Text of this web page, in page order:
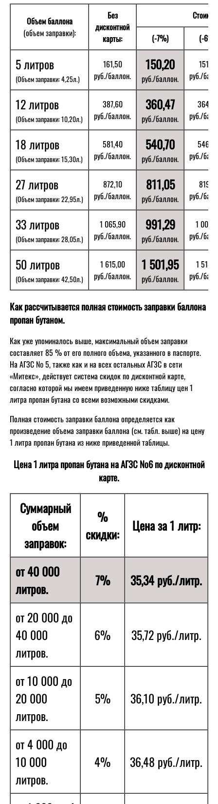
Объем баллона
(объем заправки):
Без
дисконтной
карты:
(-7%)
(-6%)
5 литров
(Объем заправки: 4,25л.)
161,50
руб./баллон.
150,20
руб./баллон.
151,81
руб./
12 литров
(Объем заправки: 10,20л.)
387,60
руб./баллон.
360,47
руб./баллон.
364,34
руб./
18 литров
(Объем заправки: 15,30л.)
581,40
руб./баллон.
540,70
руб./баллон.
546,52
руб./
27 литров
(Объем заправки: 22,95л.)
872,10
руб./баллон.
811,05
руб./баллон.
819,77
руб./
33 литров
(Объем заправки: 28,05л.)
1 065,90
руб./баллон.
991,29
руб./баллон.
1
руб./
50 литров
(Объем заправки: 42,50л.)
1 615,00
руб./баллон.
1 501,95
руб./баллон.
1
руб./
Как рассчитывается полная стоимость заправки баллона
пропан бутаном.
Как уже упоминалось выше, максимальный объем заправки
составляет 85 % от его полного объема, указанного в паспорте.
На АГЗС № 5, также как и на всех остальных АГЗС в сети
«Митекс», действует система скидок по дисконтной карте,
согласно которой мы имеем приведенную ниже таблицу цен 1
литра пропан бутана со всеми возможными скидками.
Полная стоимость заправки баллона определяется как
произведение объема заправки баллона (см. табл. выше) на цену
1 литра пропан бутана из ниже приведенной таблицы.
Цена 1 литра пропан бутана на АГЗС №6 по дисконтной
карте.
Суммарный
объем
заправок:
%
скидки:
Цена за 1 литр:
от 40 000
литров.
7% 35,34 руб./литр.
от 20 000 до
40 000
литров.
6% 35,72 руб./литр.
от 10 000 до
20 000
литров.
5% 36,10 руб./литр.
от 4 000 до
10 000
литров.
4% 36,48 руб./литр.